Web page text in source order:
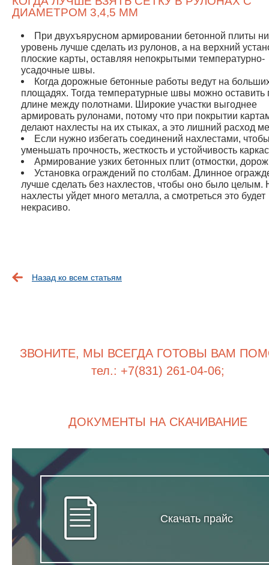
ДИАМЕТРОМ 3,4,5 ММ
При двухъярусном армировании бетонной плиты
уровень лучше сделать из рулонов, а на верхний
плоские карты, оставляя непокрытыми температурно-
усадочные швы.
Когда дорожные бетонные работы ведут на
площадях. Тогда температурные швы можно оставить
длине между полотнами. Широкие участки выгоднее
армировать рулонами, потому что при покрытии
делают нахлесты на их стыках, а это лишний расход
Если нужно избегать соединений нахлестами,
уменьшать прочность, жесткость и устойчивость
Армирование узких бетонных плит (отмостки,
Установка ограждений по столбам. Длинное
лучше сделать без нахлестов, чтобы оно было целым.
нахлесты уйдет много металла, а смотреться это будет
некрасиво.
Назад ко всем статьям
ЗВОНИТЕ, МЫ ВСЕГДА ГОТОВЫ ВАМ
тел.: +7(831) 261-04-06;
ДОКУМЕНТЫ НА СКАЧИВАНИЕ
Скачать прайс